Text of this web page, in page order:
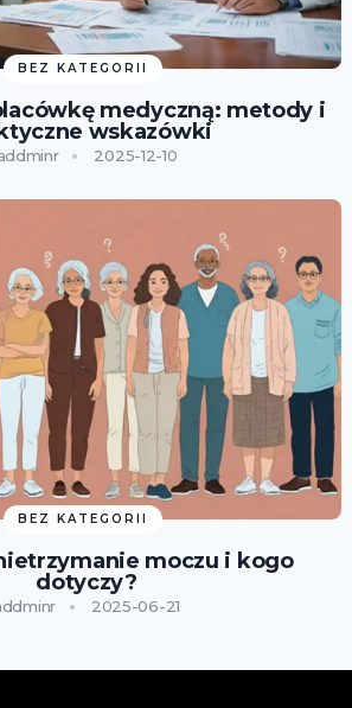
BEZ KATEGORII
medyczną: metody i
wskazówki
2025-12-10
BEZ KATEGORII
moczu i kogo
dotyczy?
2025-06-21